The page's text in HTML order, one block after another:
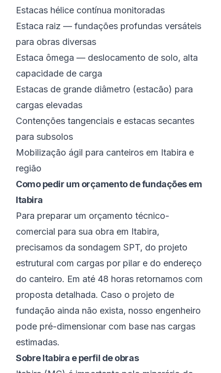
Estacas hélice contínua monitoradas
Estaca raiz — fundações profundas versáteis
para obras diversas
Estaca ômega — deslocamento de solo, alta
capacidade de carga
Estacas de grande diâmetro (estacão) para
cargas elevadas
Contenções tangenciais e estacas secantes
para subsolos
Mobilização ágil para canteiros em Itabira e
região
Como pedir um orçamento de fundações em
Itabira
Para preparar um orçamento técnico-
comercial para sua obra em Itabira,
precisamos da sondagem SPT, do projeto
estrutural com cargas por pilar e do endereço
do canteiro. Em até 48 horas retornamos com
proposta detalhada. Caso o projeto de
fundação ainda não exista, nosso engenheiro
pode pré-dimensionar com base nas cargas
estimadas.
SobreItabira e perfil de obras